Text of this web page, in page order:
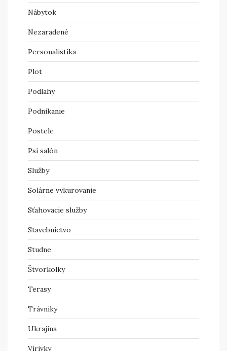
Nábytok
Nezaradené
Personalistika
Plot
Podlahy
Podnikanie
Postele
Psí salón
Služby
Solárne vykurovanie
Sťahovacie služby
Stavebníctvo
Studne
Štvorkolky
Terasy
Trávniky
Ukrajina
Vírivky